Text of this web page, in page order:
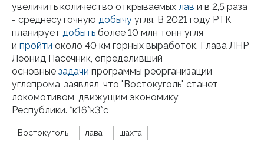
увеличить количество открываемых лав и в 2,5 раза
- среднесуточную добычу угля. В 2021 году РТК
планирует добыть более 10 млн тонн угля
и пройти около 40 км горных выработок. Глава ЛНР
Леонид Пасечник, определивший
основные задачи программы реорганизации
углепрома, заявлял, что "Востокуголь" станет
локомотивом, движущим экономику
Республики. *к16*к3*с
Востокуголь лава шахта